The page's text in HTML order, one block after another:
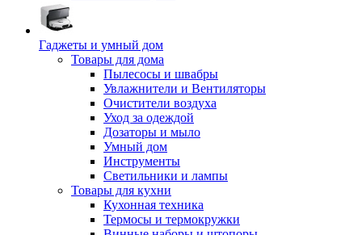
Гаджеты и умный дом
Товары для дома
Пылесосы и швабры
Увлажнители и Вентиляторы
Очистители воздуха
Уход за одеждой
Дозаторы и мыло
Умный дом
Инструменты
Светильники и лампы
Товары для кухни
Кухонная техника
Термосы и термокружки